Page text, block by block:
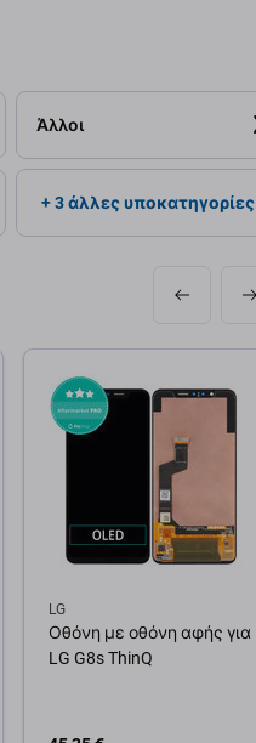
Άλλοι
+ 3 άλλες υποκατηγορίες
LG
Οθόνη με οθόνη αφής για
LG G8s ThinQ